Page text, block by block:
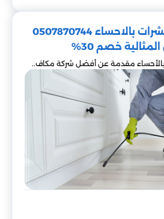
شركة مكافحة حشرات بالاحساء 0507870744
خصم 30%
مقدمة عن أفضل شركة مكاف..